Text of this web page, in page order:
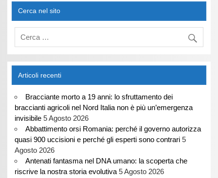
Cerca nel sito
Articoli recenti
Bracciante morto a 19 anni: lo sfruttamento dei
braccianti agricoli nel Nord Italia non è più un’emergenza
invisibile 5 Agosto 2026
Abbattimento orsi Romania: perché il governo autorizza
quasi 900 uccisioni e perché gli esperti sono contrari 5
Agosto 2026
Antenati fantasma nel DNA umano: la scoperta che
riscrive la nostra storia evolutiva 5 Agosto 2026